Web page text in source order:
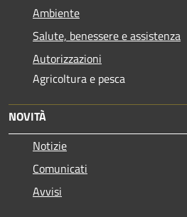
Ambiente
Salute, benessere e assistenza
Autorizzazioni
Agricoltura e pesca
NOVITÀ
Notizie
Comunicati
Avvisi